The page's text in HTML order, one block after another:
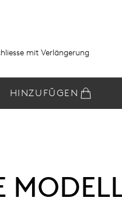
mit Verlängerung
HINZUFÜGEN